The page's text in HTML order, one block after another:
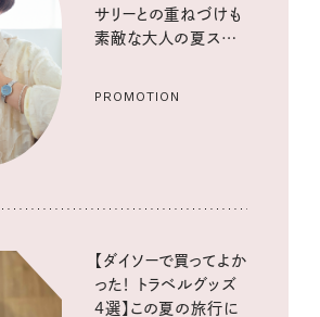
サリーとの重ねづけも
素敵な大人の夏スタイ
PROMOTION
【ダイソーで買ってよか
った！ トラベルグッズ
4選】この夏の旅行に